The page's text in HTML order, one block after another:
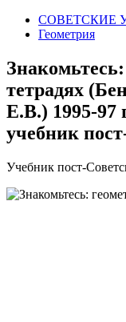
СОВЕТСКИЕ
Геометрия
тетрадях
Е.В.) 1995-97
учебник
Учебник пост-